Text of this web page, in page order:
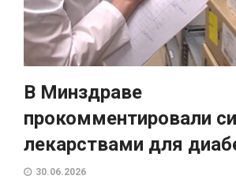
В Минздраве
прокомментировали
лекарствами для
30.06.2026